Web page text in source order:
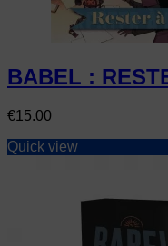
BABEL :
Price
€15.00
Quick view